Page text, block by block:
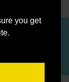
you get
COMPARAR